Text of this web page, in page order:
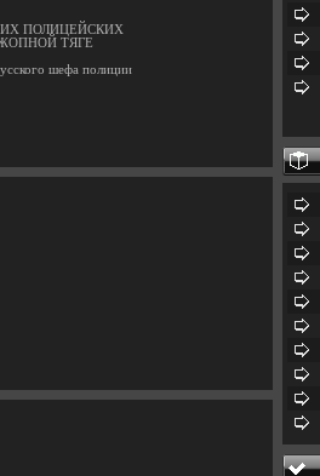
ПОЛИЦЕЙСКИХ
ТЯГЕ
шефа полиции